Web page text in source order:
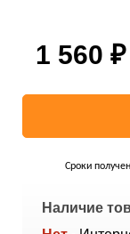
1 560 ₽
Сроки
Наличие